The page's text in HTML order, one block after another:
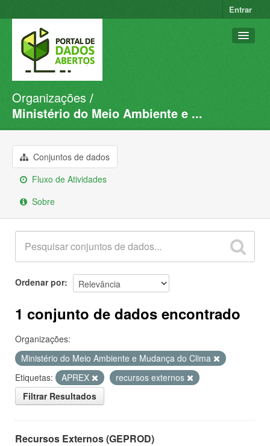
Entrar
Conjuntos de dados
Organizações
Sobre
Organizações
Ministério do Meio Ambiente e ...
Conjuntos de dados
Fluxo de Atividades
Sobre
Ordenar por
1 conjunto de dados encontrado
Organizações:
Ministério do Meio Ambiente e Mudança do Clima
Etiquetas:
APREX
recursos externos
Filtrar Resultados
Recursos Externos (GEPROD)